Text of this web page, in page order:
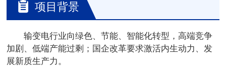
项目背景
输变电行业向绿色、节能、智能化转型，高端竞争
加剧、低端产能过剩；国企改革要求激活内生动力、发
展新质生产力。